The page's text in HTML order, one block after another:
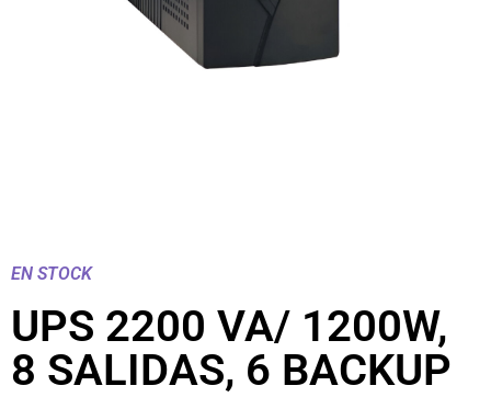
EN STOCK
UPS 2200 VA/ 1200W,
8 SALIDAS, 6 BACKUP